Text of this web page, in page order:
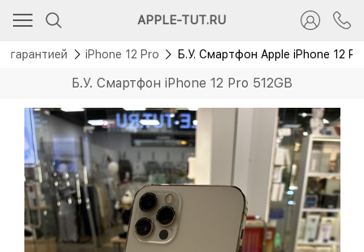
APPLE-TUT.RU
гарантией iPhone 12 Pro Б.У. Смартфон Apple iPhone 12
Б.У. Смартфон iPhone 12 Pro 512GB